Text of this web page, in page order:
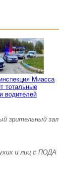
Миасса
тотальные
водителей
зрительный зал
и лиц с ПОДА